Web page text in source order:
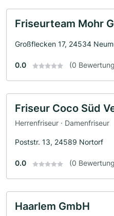
Friseurteam Mohr
Großflecken 17, 24534
0.0 (0
Friseur Coco Süd
Herrenfriseur · Damenfriseur
Poststr. 13, 24589 Nortorf
0.0 (0
Haarlem GmbH